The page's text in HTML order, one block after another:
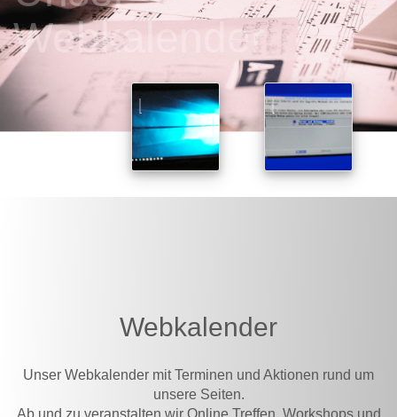
Webkalender
Webkalender
Unser Webkalender mit Terminen und Aktionen rund um
unsere Seiten.
Ab und zu veranstalten wir Online Treffen, Workshops und